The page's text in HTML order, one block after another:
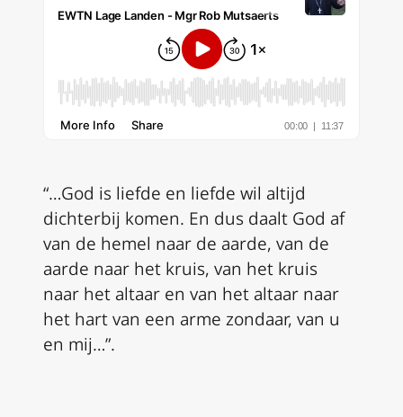
“…God is liefde en liefde wil altijd
dichterbij komen. En dus daalt God af
van de hemel naar de aarde, van de
aarde naar het kruis, van het kruis
naar het altaar en van het altaar naar
het hart van een arme zondaar, van u
en mij…”.